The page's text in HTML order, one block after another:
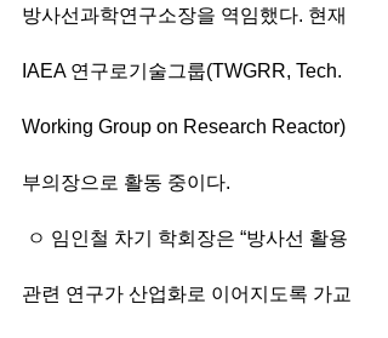
방사선과학연구소장을 역임했다. 현재
IAEA 연구로기술그룹(TWGRR, Tech.
Working Group on Research Reactor)
부의장으로 활동 중이다.
관련 연구가 산업화로 이어지도록 가교